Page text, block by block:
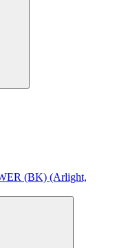
(BK) (Arlight,